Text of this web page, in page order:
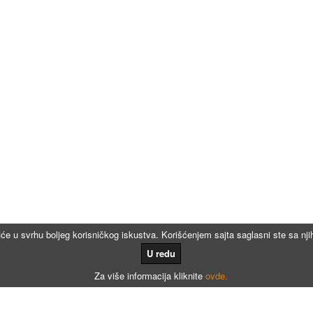
u svrhu boljeg korisničkog iskustva. Korišćenjem sajta saglasni ste sa
U redu
Za više informacija kliknite ovde.
Kalkulatori